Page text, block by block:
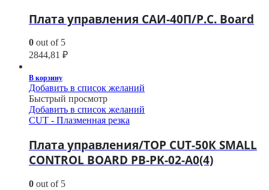
Плата управления САИ-40П/P.C. Board
0 out of 5
2844,81 ₽
В корзину
Добавить в список желаний
Быстрый просмотр
Добавить в список желаний
CUT - Плазменная резка
Плата управления/TOP CUT-50К SMALL
CONTROL BOARD PB-PK-02-A0(4)
0 out of 5